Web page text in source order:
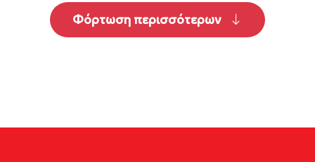
Φόρτωση περισσότερων